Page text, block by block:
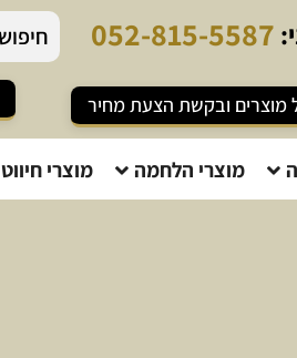
52-815-5587
מוצרים ובקשת הצעת מחיר
מוצרי הלחמה מוצרי חיווט